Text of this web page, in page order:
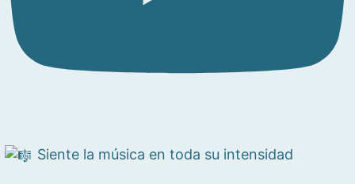
Siente la música en toda su intensidad